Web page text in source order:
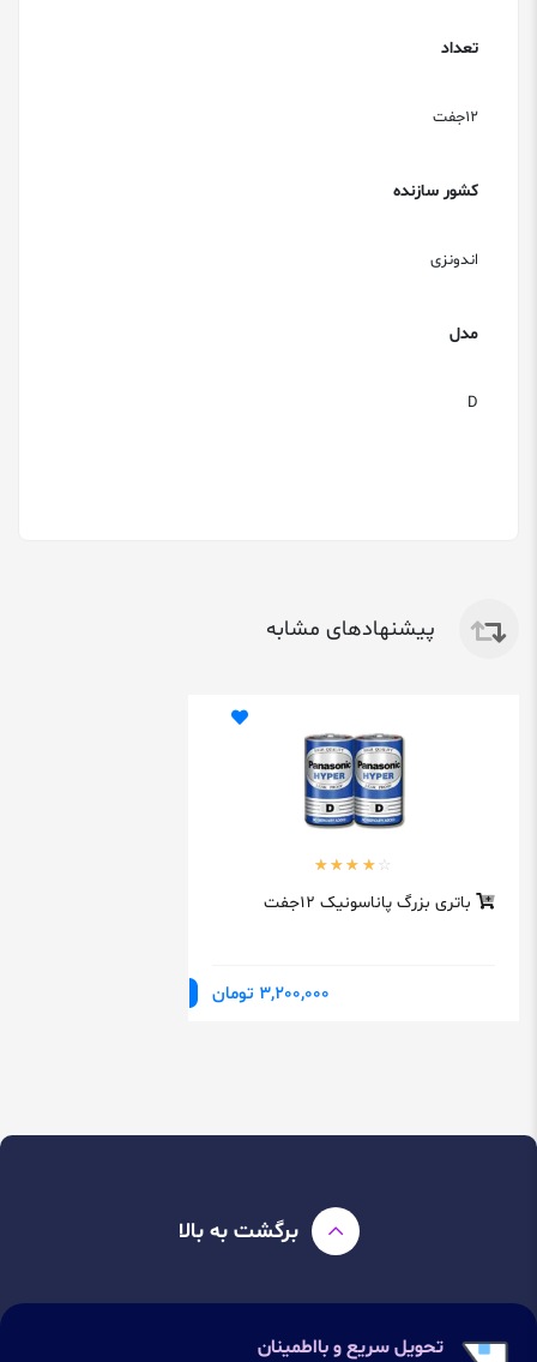
تعداد
12جفت
کشور سازنده
اندونزی
مدل
D
پیشنهادهای مشابه
باتری بزرگ پاناسونیک 12جفت
3,200,000 تومان
برگشت به بالا
تحویل سریع و بااطمینان